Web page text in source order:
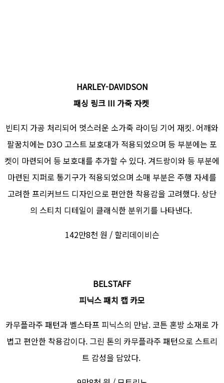
HARLEY-DAVIDSON
패싱 링크 III 가죽 자켓
빈티지 가공 처리되어 멋스러운 소가죽 라이딩 기어 재킷. 어깨와
팔꿈치에는 D3O 고스트 보호대가 적용되었으며 등 부분에는 포
켓이 마련되어 등 보호대를 추가할 수 있다. 겨드랑이와 등 부분에
마련된 지퍼로 통기구가 적용되었으며 소매 부분은 주행 자세를
고려한 프리커브드 디자인으로 편안한 착용감을 고려했다. 상단
의 스티치 디테일이 클래식한 분위기를 나타낸다.
142만8천 원 / 할리데이비슨
BELSTAFF
피닉스 패치 캡 카모
카무플라주 패턴과 벨스타프 피닉스의 만남. 코튼 혼방 소재로 가
볍고 편안한 착용감이다. 그린 톤의 카무플라주 패턴으로 스트리
트 감성을 담았다.